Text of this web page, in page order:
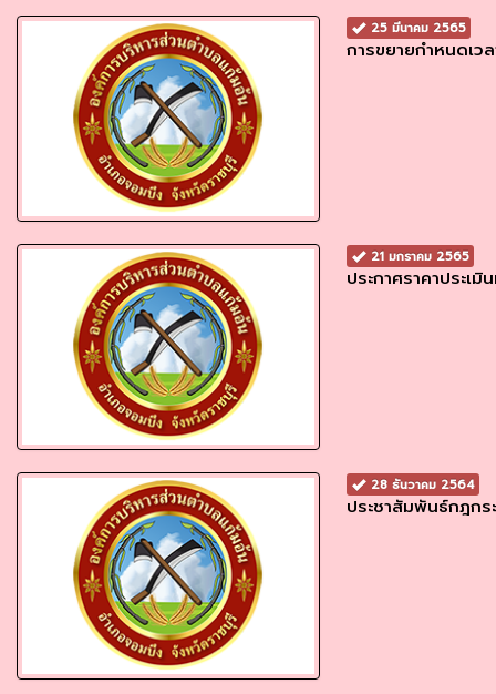
25 มีนาคม 2565
การขยายกำหนดเ
21 มกราคม 2565
ประกาศราคาประเ
28 ธันวาคม 2564
ประชาสัมพันธ์กฎก